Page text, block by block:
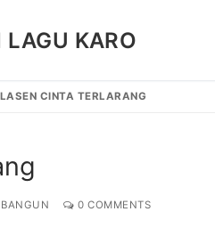
LAGU KARO
CINTA TERLARANG
0 COMMENTS